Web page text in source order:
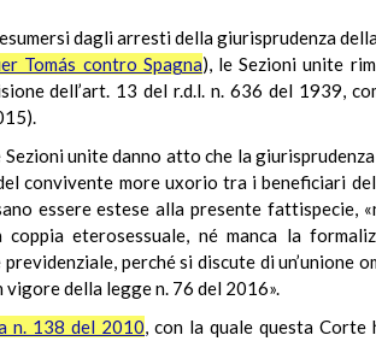
dagli arresti della giurisprudenza
Tomás contro Spagna), le Sezioni unite
dell’art. 13 del r.d.l. n. 636 del 1939,
unite danno atto che la
convivente more uxorio tra i beneficiari
essere estese alla presente
eterosessuale, né manca la
perché si discute di un’unione
della legge n. 76 del 2016».
n. 138 del 2010, con la quale questa